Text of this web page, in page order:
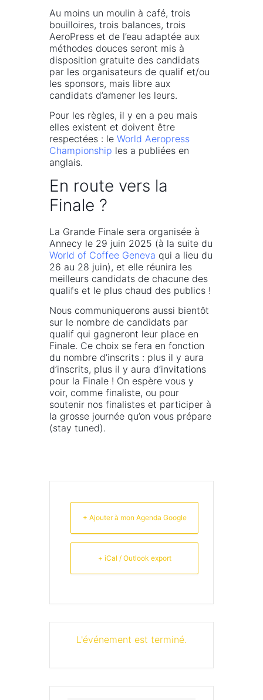
Au moins un moulin à café, trois
bouilloires, trois balances, trois
AeroPress et de l’eau adaptée aux
méthodes douces seront mis à
disposition gratuite des candidats
par les organisateurs de qualif et/ou
les sponsors, mais libre aux
candidats d’amener les leurs.
Pour les règles, il y en a peu mais
elles existent et doivent être
respectées : le World Aeropress
Championship les a publiées en
anglais.
En route vers la
Finale ?
La Grande Finale sera organisée à
Annecy le 29 juin 2025 (à la suite du
World of Coffee Geneva qui a lieu du
26 au 28 juin), et elle réunira les
meilleurs candidats de chacune des
qualifs et le plus chaud des publics !
Nous communiquerons aussi bientôt
sur le nombre de candidats par
qualif qui gagneront leur place en
Finale. Ce choix se fera en fonction
du nombre d’inscrits : plus il y aura
d’inscrits, plus il y aura d’invitations
pour la Finale ! On espère vous y
voir, comme finaliste, ou pour
soutenir nos finalistes et participer à
la grosse journée qu’on vous prépare
(stay tuned).
+ Ajouter à mon Agenda Google
+ iCal / Outlook export
L'événement est terminé.